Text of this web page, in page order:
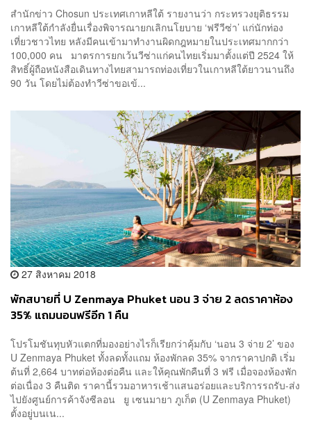
สำนักข่าว Chosun ประเทศเกาหลีใต้ รายงานว่า กระทรวงยุติธรรม
เกาหลีใต้กำลังยื่นเรื่องพิจารณายกเลิกนโยบาย ‘ฟรีวีซ่า’ แก่นักท่อง
เที่ยวชาวไทย หลังมีคนเข้ามาทำงานผิดกฎหมายในประเทศมากกว่า
100,000 คน มาตรการยกเว้นวีซ่าแก่คนไทยเริ่มมาตั้งแต่ปี 2524 ให้
สิทธิ์ผู้ถือหนังสือเดินทางไทยสามารถท่องเที่ยวในเกาหลีใต้ยาวนานถึง
90 วัน โดยไม่ต้องทำวีซ่าขอเข้...
27 สิงหาคม 2018
พักสบายที่ U Zenmaya Phuket นอน 3 จ่าย 2 ลดราคาห้อง
35% แถมนอนฟรีอีก 1 คืน
โปรโมชันทุบหัวแตกที่มองอย่างไรก็เรียกว่าคุ้มกับ ‘นอน 3 จ่าย 2’ ของ
U Zenmaya Phuket ทั้งลดทั้งแถม ห้องพักลด 35% จากราคาปกติ เริ่ม
ต้นที่ 2,664 บาทต่อห้องต่อคืน และให้คุณพักคืนที่ 3 ฟรี เมื่อจองห้องพัก
ต่อเนื่อง 3 คืนติด ราคานี้รวมอาหารเช้าแสนอร่อยและบริการรถรับ-ส่ง
ไปยังศูนย์การค้าจังซีลอน ยู เซนมายา ภูเก็ต (U Zenmaya Phuket)
ตั้งอยู่บนเน...